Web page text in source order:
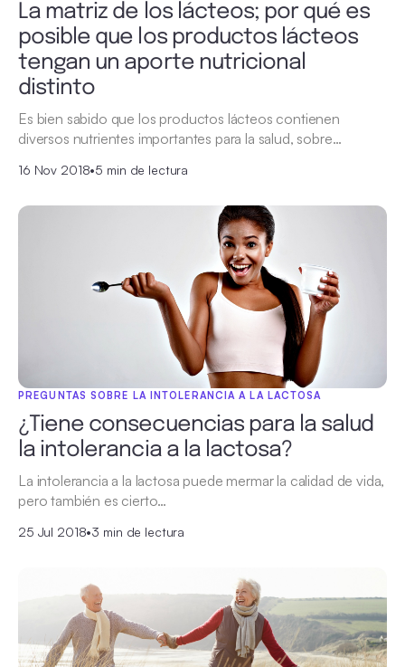
La matriz de los lácteos; por qué es
posible que los productos lácteos
tengan un aporte nutricional
distinto
Es bien sabido que los productos lácteos contienen
diversos nutrientes importantes para la salud, sobre…
16 Nov 2018•5 min de lectura
PREGUNTAS SOBRE LA INTOLERANCIA A LA LACTOSA
¿Tiene consecuencias para la salud
la intolerancia a la lactosa?
La intolerancia a la lactosa puede mermar la calidad de vida,
pero también es cierto…
25 Jul 2018•3 min de lectura